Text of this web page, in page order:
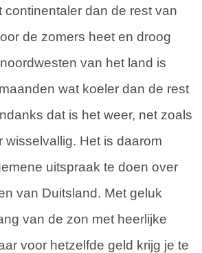
continentaler dan de rest van
de zomers heet en droog
van het land is
wat koeler dan de rest
dat is het weer, net zoals
wisselvallig. Het is daarom
uitspraak te doen over
van Duitsland. Met geluk
van de zon met heerlijke
voor hetzelfde geld krijg je te